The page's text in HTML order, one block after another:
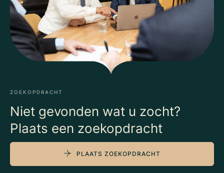
ZOEKOPDRACHT
Niet gevonden wat u zocht?
Plaats een zoekopdracht
PLAATS ZOEKOPDRACHT